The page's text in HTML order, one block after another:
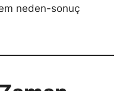
neden-sonuç